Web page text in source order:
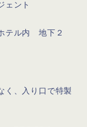
ント
テル内 地下２
く、入り口で特製